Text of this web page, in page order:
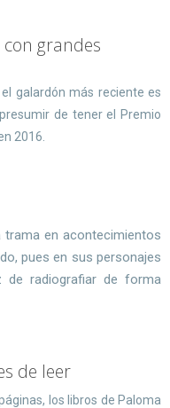
grandes
galardón más reciente es
de tener el Premio
2016.
en acontecimientos
pues en sus personajes
de radiografiar de forma
de leer
los libros de Paloma